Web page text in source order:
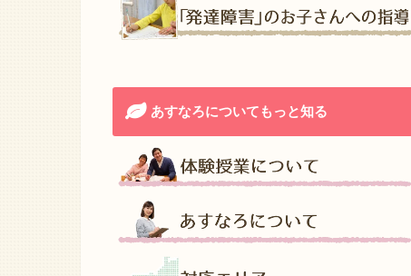
あすなろについてもっと知る